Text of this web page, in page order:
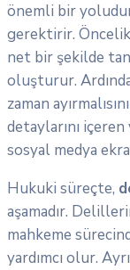
önemli bir
gerektirir.
net bir şekilde
oluşturur.
zaman
detaylarını içeren
sosyal medya
Hukuki süreçte,
aşamadır.
mahkeme
yardımcı olur.